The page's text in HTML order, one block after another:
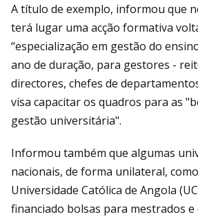
A título de exemplo, informou que
terá lugar uma acção formativa
“especialização em gestão do
ano de duração, para gestores -
directores, chefes de
visa capacitar os quadros para as
gestão universitária".
Informou também que algumas
nacionais, de forma unilateral,
Universidade Católica de Angola
financiado bolsas para mestrados